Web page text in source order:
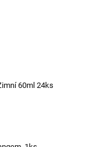
60ml 24ks